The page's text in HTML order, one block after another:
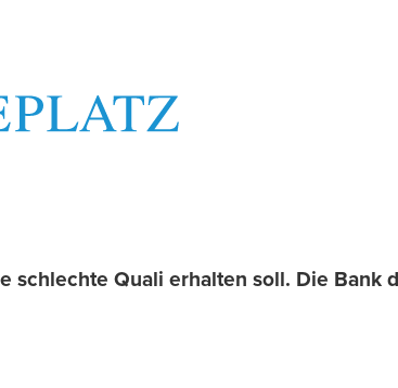
schlechte Quali erhalten soll. Die Bank